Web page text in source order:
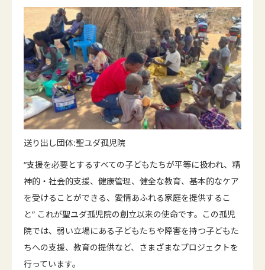
送り出し団体:聖ユダ孤児院
“支援を必要とするすべての子どもたちが平等に扱われ、精
神的・社会的支援、健康管理、健全な教育、基本的なケア
を受けることができる、愛情あふれる家庭を提供するこ
と” これが聖ユダ孤児院の創立以来の使命です。この孤児
院では、弱い立場にある子どもたちや障害を持つ子どもた
ちへの支援、教育の提供など、さまざまなプロジェクトを
行っています。